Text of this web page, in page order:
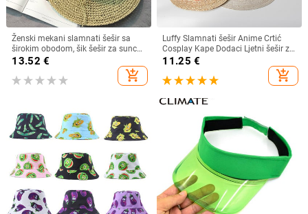
Ženski mekani slamnati šešir sa
širokim obodom, šik šešir za sunce
Sklopivi ljetni slamnati šeširi za
plažu za žene Kape za djevojčice
Ženski šeširi od rafije
13.52 €
add_shopping_cart
Luffy Slamnati šešir Anime Crtić
Cosplay Kape Dodaci Ljetni šešir za
sunce Suncobran Šešir za roditelje i
dijete Luffy šešir za žene Muškarci
11.25 €
add_shopping_cart